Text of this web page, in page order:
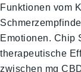
Funktionen vom
Emotionen. Chip
therapeutische
zwischen mg